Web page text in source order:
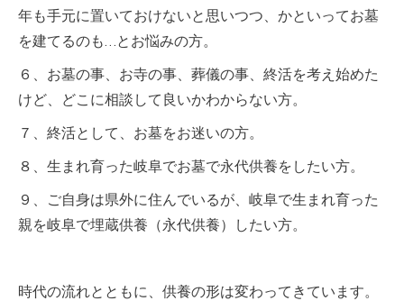
年も手元に置いておけないと思いつつ、かといってお墓
を建てるのも…とお悩みの方。
６、お墓の事、お寺の事、葬儀の事、終活を考え始めた
けど、どこに相談して良いかわからない方。
７、終活として、お墓をお迷いの方。
８、生まれ育った岐阜でお墓で永代供養をしたい方。
９、ご自身は県外に住んでいるが、岐阜で生まれ育った
親を岐阜で埋蔵供養（永代供養）したい方。
時代の流れとともに、供養の形は変わってきています。